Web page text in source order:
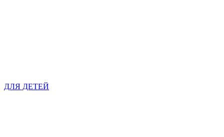
ДЛЯ ДЕТЕЙ